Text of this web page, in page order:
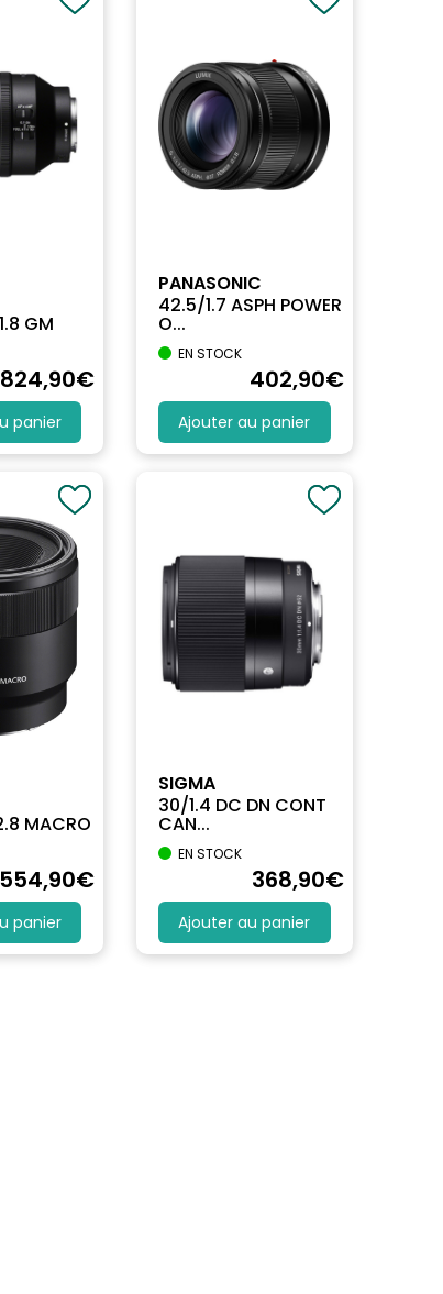
GM
,90€
panier
PANASONIC
42.5/1.7 ASPH POWER
O...
EN STOCK
402,90€
Ajouter au panier
MACRO
554,90€
panier
SIGMA
30/1.4 DC DN CONT
CAN...
EN STOCK
368,90€
Ajouter au panier